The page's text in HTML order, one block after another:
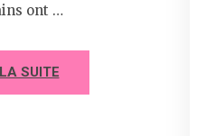
ont …
SUITE